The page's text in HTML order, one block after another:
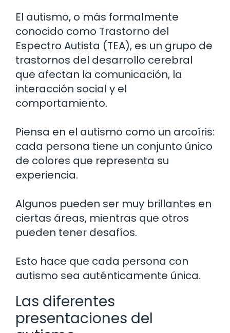
El autismo, o más formalmente
conocido como Trastorno del
Espectro Autista (TEA), es un grupo de
trastornos del desarrollo cerebral
que afectan la comunicación, la
interacción social y el
comportamiento.
Piensa en el autismo como un arcoíris:
cada persona tiene un conjunto único
de colores que representa su
experiencia.
Algunos pueden ser muy brillantes en
ciertas áreas, mientras que otros
pueden tener desafíos.
Esto hace que cada persona con
autismo sea auténticamente única.
Las diferentes
presentaciones del